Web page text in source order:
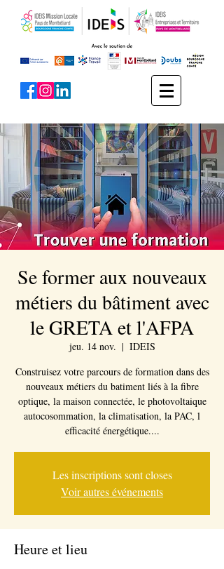
Se former aux nouveaux
métiers du bâtiment avec
le GRETA et l'AFPA
jeu. 14 nov.
  |
IDEIS
Construisez votre parcours de formation dans des
nouveaux métiers du batiment liés à la fibre
optique, la maison connectée, le photovoltaique
autocosommation, la climatisation, la PAC, l
efficacité énergétique....
Les inscriptions sont closes
Voir autres événements
Heure et lieu